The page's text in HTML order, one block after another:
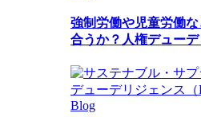
強制労働や児童労働
合うか？人権デュー
Blog